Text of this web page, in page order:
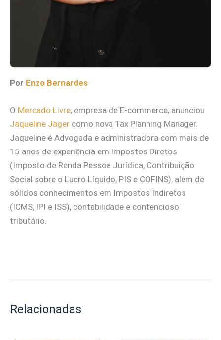
Por Enzo Bernardes
O Mercado Livre, empresa de E-commerce, anunciou
Jaqueline Jager como nova Tax Planning Manager.
Jaqueline é Advogada e administradora com mais de
15 anos de experiência em Impostos Diretos
(Imposto de Renda Pessoa Jurídica, Contribuição
Social sobre o Lucro Líquido, PIS e COFINS), além de
sólidos conhecimentos em Impostos Indiretos
(ICMS, IPI e ISS), contabilidade e contencioso
tributário.
Relacionadas